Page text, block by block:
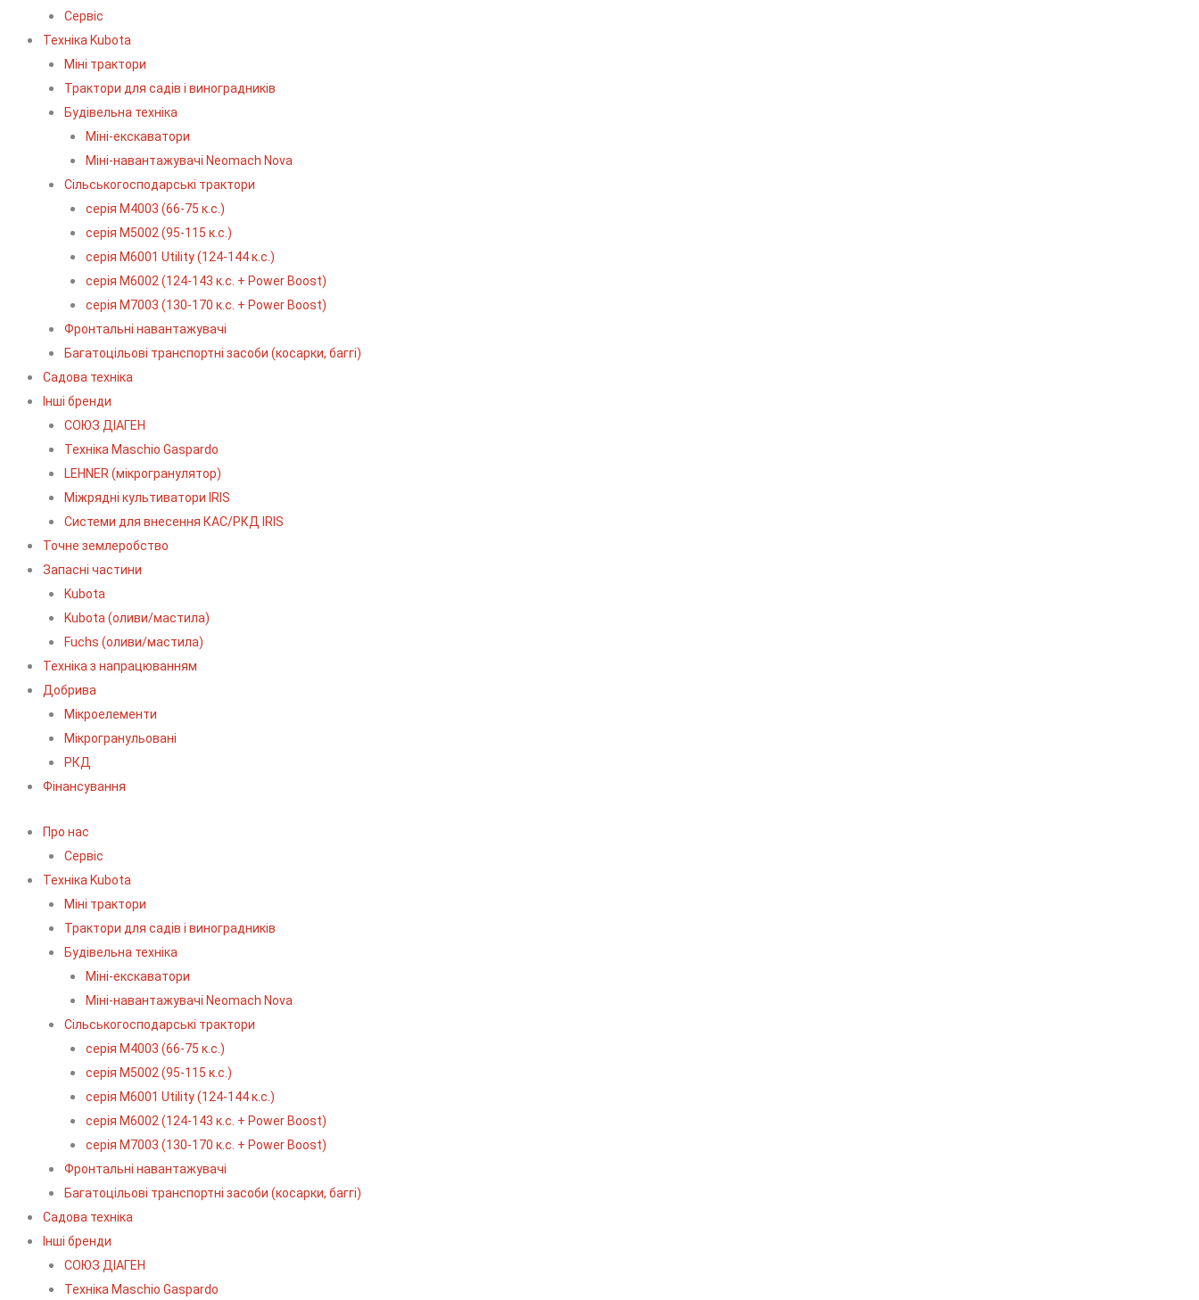
Сервіс
Технiка Kubota
Міні трактори
Трактори для садів і виноградників
Будівельна техніка
Міні-екскаватори
Міні-навантажувачі Neomach Nova
Сільськогосподарські трактори
серія М4003 (66-75 к.с.)
серія М5002 (95-115 к.с.)
серія M6001 Utility (124-144 к.с.)
серія М6002 (124-143 к.с. + Power Boost)
серія М7003 (130-170 к.с. + Power Boost)
Фронтальні навантажувачі
Багатоцільові транспортні засоби (косарки, баггі)
Садова техніка
Інші бренди
СОЮЗ ДІАГЕН
Техніка Maschio Gaspardo
LEHNER (мікрогранулятор)
Міжрядні культиватори IRIS
Системи для внесення КАС/РКД IRIS
Точне землеробство
Запасні частини
Kubota
Kubota (оливи/мастила)
Fuchs (оливи/мастила)
Техніка з напрацюванням
Добрива
Мікроелементи
Мікрогранульовані
РКД
Фінансування
Про нас
Сервіс
Технiка Kubota
Міні трактори
Трактори для садів і виноградників
Будівельна техніка
Міні-екскаватори
Міні-навантажувачі Neomach Nova
Сільськогосподарські трактори
серія М4003 (66-75 к.с.)
серія М5002 (95-115 к.с.)
серія M6001 Utility (124-144 к.с.)
серія М6002 (124-143 к.с. + Power Boost)
серія М7003 (130-170 к.с. + Power Boost)
Фронтальні навантажувачі
Багатоцільові транспортні засоби (косарки, баггі)
Садова техніка
Інші бренди
СОЮЗ ДІАГЕН
Техніка Maschio Gaspardo